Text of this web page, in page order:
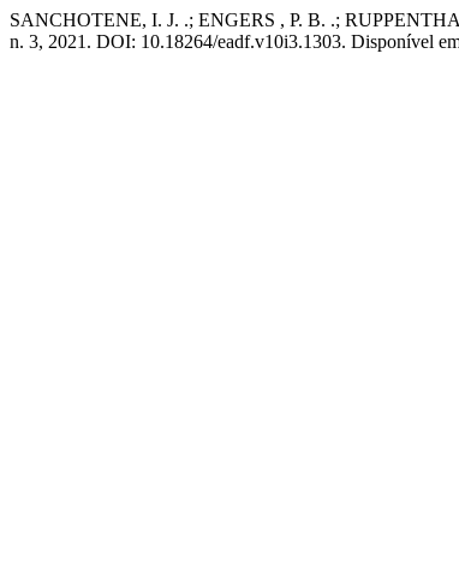
SANCHOTENE, I. J. .; ENGERS , P. B. .;
n. 3, 2021. DOI: 10.18264/eadf.v10i3.1303. Disponível